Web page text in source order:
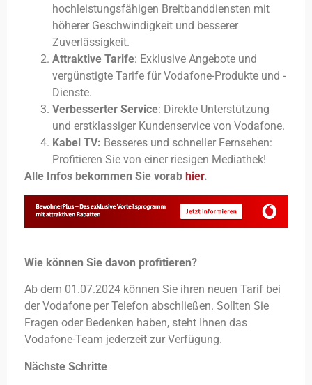
hochleistungsfähigen Breitbanddiensten mit
höherer Geschwindigkeit und besserer
Zuverlässigkeit.
Attraktive Tarife: Exklusive Angebote und
vergünstigte Tarife für Vodafone-Produkte und -
Dienste.
Verbesserter Service: Direkte Unterstützung
und erstklassiger Kundenservice von Vodafone.
Kabel TV: Besseres und schneller Fernsehen:
Profitieren Sie von einer riesigen Mediathek!
Alle Infos bekommen Sie vorab hier.
Wie können Sie davon profitieren?
Ab dem 01.07.2024 können Sie ihren neuen Tarif bei
der Vodafone per Telefon abschließen. Sollten Sie
Fragen oder Bedenken haben, steht Ihnen das
Vodafone-Team jederzeit zur Verfügung.
Nächste Schritte